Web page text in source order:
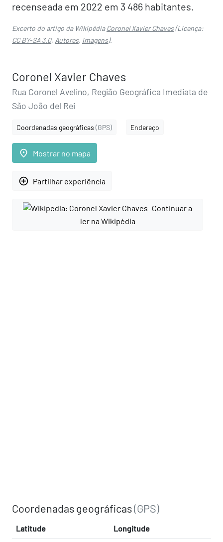
recenseada em 2022 em 3 486 habitantes.
Excerto do artigo da WikipédiaCoronel Xavier Chaves(Licença:
CC BY-SA 3.0, Autores, Imagens).
Coronel Xavier Chaves
Rua Coronel Avelino, Região Geográfica Imediata de
São João del Rei
Coordenadas geográficas (GPS) Endereço
place Mostrar no mapa
add_circle_outline Partilhar experiência
Continuar a
ler na Wikipédia
Coordenadas geográficas(GPS)
Latitude Longitude